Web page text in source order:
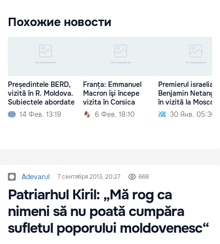
Похожие новости
Președintele BERD,
vizită în R. Moldova.
Subiectele abordate
14 Фев. 13:19
Franța: Emmanuel
Macron îşi începe
vizita în Corsica
6 Фев. 18:10
Premierul israelian
Benjamin
în vizită la
30 Янв. 05:30
Adevarul 7 сентября 2013, 20:27 668
Patriarhul Kiril: „Mă rog ca
nimeni să nu poată cumpăra
sufletul poporului moldovenesc“